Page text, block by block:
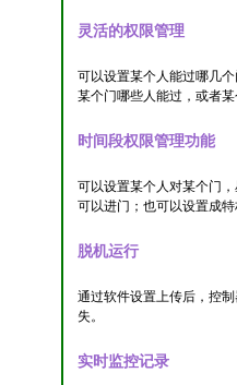
灵活的权限管理
可以设置某个人能过哪几
某个门哪些人能过，或者
时间段权限管理功能
可以设置某个人对某个门
可以进门；也可以设置成特
脱机运行
通过软件设置上传后，控
失。
实时监控记录